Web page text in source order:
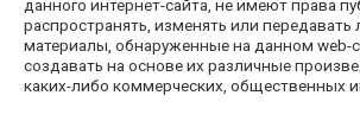
данного интернет-сайта, не имеют права
распространять, изменять или
материалы, обнаруженные на данном web-
создавать на основе их различные
каких-либо коммерческих, общественных